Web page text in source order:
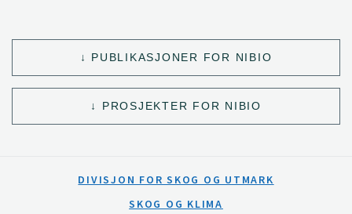
PUBLIKASJONER FOR NIBIO
PROSJEKTER FOR NIBIO
DIVISJON FOR SKOG OG UTMARK
SKOG OG KLIMA